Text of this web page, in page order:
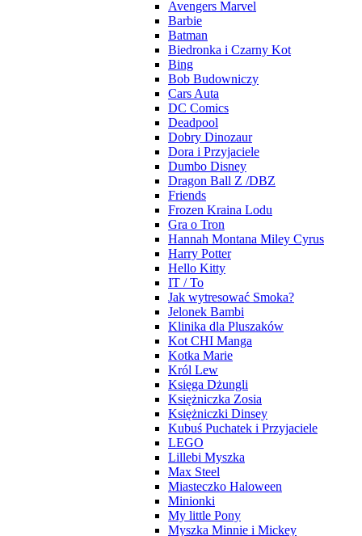
Avengers Marvel
Barbie
Batman
Biedronka i Czarny Kot
Bing
Bob Budowniczy
Cars Auta
DC Comics
Deadpool
Dobry Dinozaur
Dora i Przyjaciele
Dumbo Disney
Dragon Ball Z /DBZ
Friends
Frozen Kraina Lodu
Gra o Tron
Hannah Montana Miley Cyrus
Harry Potter
Hello Kitty
IT / To
Jak wytresować Smoka?
Jelonek Bambi
Klinika dla Pluszaków
Kot CHI Manga
Kotka Marie
Król Lew
Księga Dżungli
Księżniczka Zosia
Księżniczki Dinsey
Kubuś Puchatek i Przyjaciele
LEGO
Lillebi Myszka
Max Steel
Miasteczko Haloween
Minionki
My little Pony
Myszka Minnie i Mickey